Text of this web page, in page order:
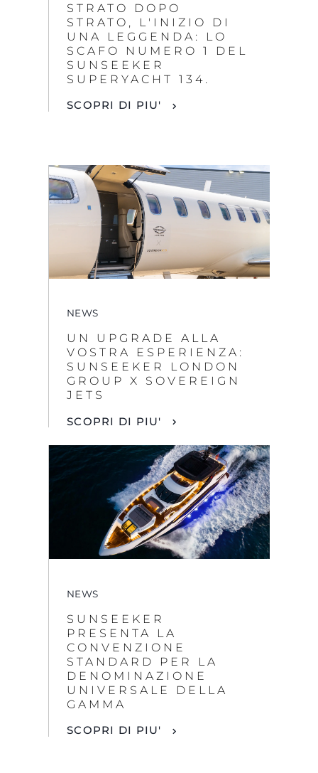
STRATO DOPO
STRATO, L'INIZIO DI
UNA LEGGENDA: LO
SCAFO NUMERO 1 DEL
SUNSEEKER
SUPERYACHT 134.
SCOPRI DI PIU'
NEWS
UN UPGRADE ALLA
VOSTRA ESPERIENZA:
SUNSEEKER LONDON
GROUP X SOVEREIGN
JETS
SCOPRI DI PIU'
NEWS
SUNSEEKER
PRESENTA LA
CONVENZIONE
STANDARD PER LA
DENOMINAZIONE
UNIVERSALE DELLA
GAMMA
SCOPRI DI PIU'